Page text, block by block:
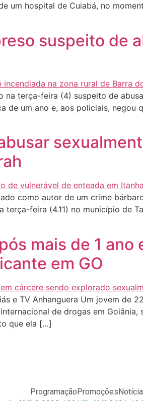
um hospital de Cuiabá, no
suspeito de
na terça-feira (4) suspeito de
de um ano e, aos policiais,
como autor de um crime
feira (4.11) no município de
mais de 1
em GO
e TV Anhanguera Um jovem
de drogas em
que ela […]
ProgramaçãoPromoções